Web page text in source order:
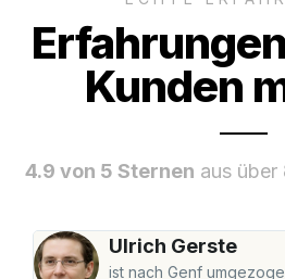
Kunden
4.9 von 5 Sternen aus über
Ulrich Gerste
ist nach Genf